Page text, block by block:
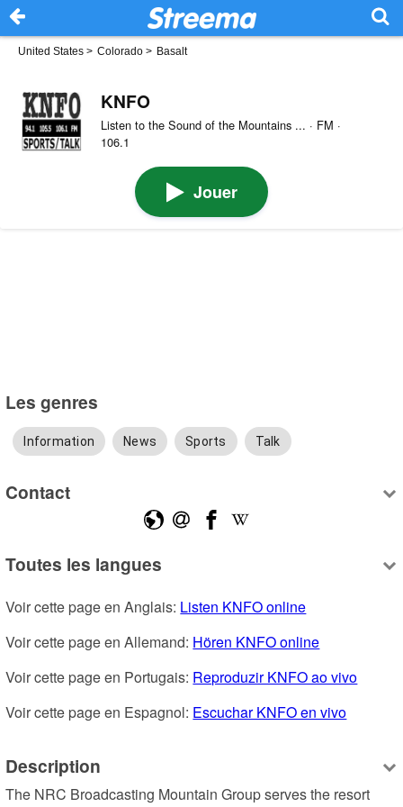
United States > Colorado > Basalt
KNFO
Listen to the Sound of the Mountains ... · FM ·
106.1
Jouer
Les genres
Information News Sports Talk
Contact
Toutes les langues
Voir cette page en Anglais: Listen KNFO online
Voir cette page en Allemand: Hören KNFO online
Voir cette page en Portugais: Reproduzir KNFO ao vivo
Voir cette page en Espagnol: Escuchar KNFO en vivo
Description
The NRC Broadcasting Mountain Group serves the resort